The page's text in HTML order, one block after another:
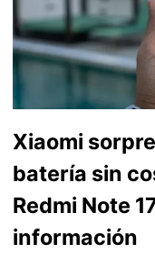
Xiaomi
batería sin
Redmi Note
información